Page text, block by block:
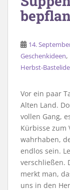
14.
Geschenkideen,
Herbst-
Vor ein paar
Alten Land.
vollen Gang,
Kürbisse zum
wahrhaben,
endlos sein.
verschließen.
merkt man,
uns in den